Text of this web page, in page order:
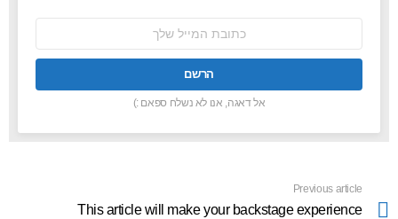
אל דאגה, אנו לא נשלח ספאם :)
more
Previous article
This article will make your backstage experience